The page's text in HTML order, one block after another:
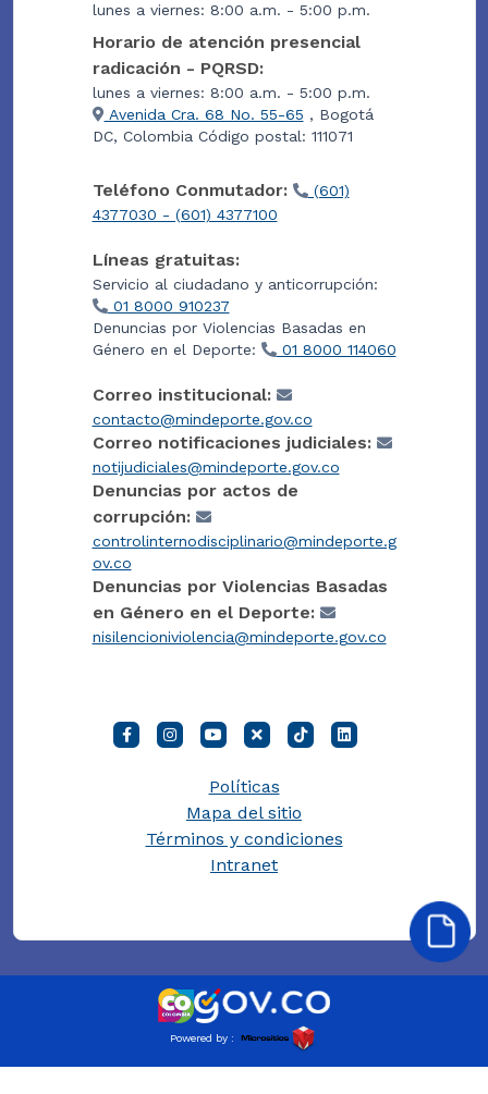
lunes a viernes: 8:00 a.m. - 5:00 p.m.
Horario de atención presencial
radicación - PQRSD:
lunes a viernes: 8:00 a.m. - 5:00 p.m.
Avenida Cra. 68 No. 55-65 , Bogotá
DC, Colombia Código postal: 111071
Teléfono Conmutador:
(601)
4377030 - (601) 4377100
Líneas gratuitas:
Servicio al ciudadano y anticorrupción:
01 8000 910237
Denuncias por Violencias Basadas en
Género en el Deporte:
01 8000 114060
Correo institucional:
contacto@mindeporte.gov.co
Correo notificaciones judiciales:
notijudiciales@mindeporte.gov.co
Denuncias por actos de
corrupción:
controlinternodisciplinario@mindeporte.g
ov.co
Denuncias por Violencias Basadas
en Género en el Deporte:
nisilencioniviolencia@mindeporte.gov.co
Políticas
Mapa del sitio
Términos y condiciones
Intranet
Powered by :